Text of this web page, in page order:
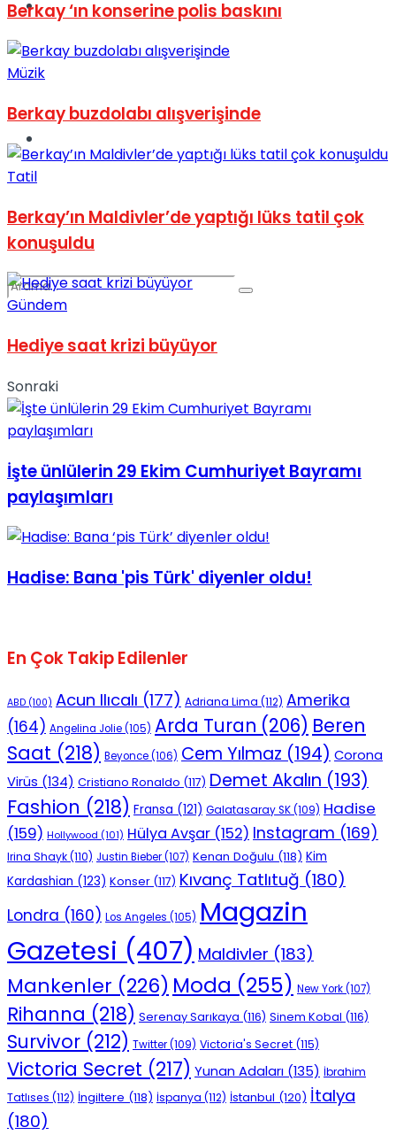
Spor
No Result
Berkay ‘ın konserine polis baskını
Müzik
Berkay buzdolabı alışverişinde
Tatil
Berkay’ın Maldivler’de yaptığı lüks tatil çok
konuşuldu
Gündem
Hediye saat krizi büyüyor
Sonraki
İşte ünlülerin 29 Ekim Cumhuriyet Bayramı
paylaşımları
Hadise: Bana 'pis Türk' diyenler oldu!
En Çok Takip Edilenler
ABD (100) Acun Ilıcalı (177) Adriana Lima (112) Amerika
(164) Angelina Jolie(105) Arda Turan (206) Beren
Saat (218) Beyonce(106) Cem Yılmaz (194) Corona
Virüs (134) Cristiano Ronaldo (117) Demet Akalın (193)
Fashion (218) Fransa (121) Galatasaray SK(109) Hadise
(159) Hollywood (101) Hülya Avşar (152) Instagram (169)
Irina Shayk(110) Justin Bieber(107) Kenan Doğulu (118) Kim
Kardashian (123) Konser (117) Kıvanç Tatlıtuğ (180)
Londra (160) Los Angeles (105) Magazin
Gazetesi (407) Maldivler (183)
Mankenler (226) Moda (255) New York(107)
Rihanna (218) Serenay Sarıkaya (116) Sinem Kobal (116)
Survivor (212) Twitter(109) Victoria's Secret (115)
Victoria Secret (217) Yunan Adaları (135) İbrahim
Tatlıses (112) İngiltere (118) İspanya (112) İstanbul (120) İtalya
(180)